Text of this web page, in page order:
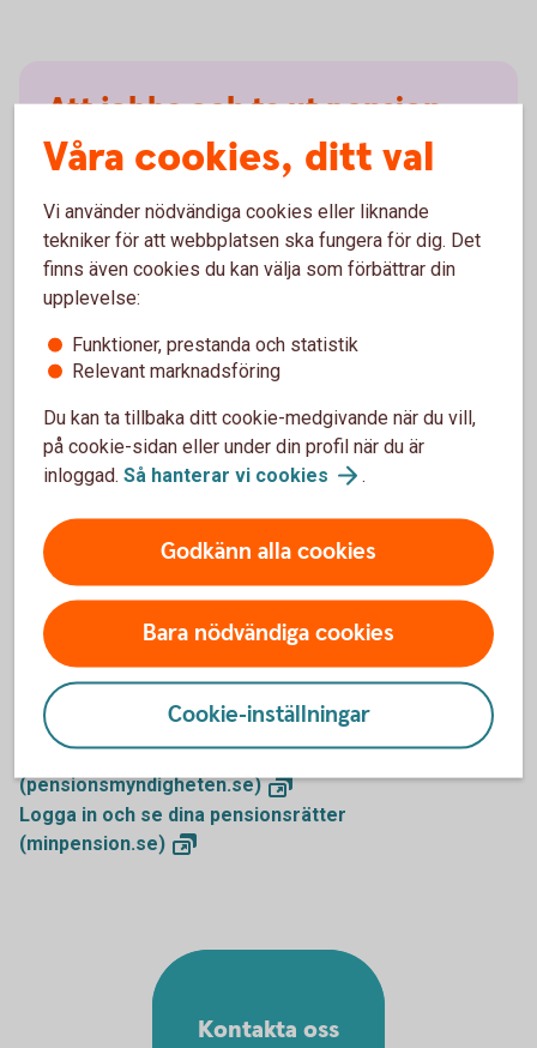
Att jobba och ta ut pension
samtidigt
Så länge du arbetar, heltid eller deltid, sätter din
arbetsgivare av pengar till både inkomstpension och
premiepension. Enligt lag har du rätt att jobba kvar till
69 års ålder. Du kan arbeta och samtidigt ta ut din
pension och uttagsregler för olika delar av
pensionen.
Ta ut din pension -uttagsregler
Mer information
Inkomstpension - mer information
(pensionsmyndigheten.se)
Inkomstpensionstillägg(pensionsmyndigheten.se)
Ansök om allmän pension
(pensionsmyndigheten.se)
Logga in och se dina pensionsrätter
(minpension.se)
Kontakta oss
Våra cookies, ditt val
Vi använder nödvändiga cookies eller liknande
tekniker för att webbplatsen ska fungera för dig. Det
finns även cookies du kan välja som förbättrar din
upplevelse:
Funktioner, prestanda och statistik
Relevant marknadsföring
Du kan ta tillbaka ditt cookie-medgivande när du vill,
på cookie-sidan eller under din profil när du är
inloggad. Så hanterar vi cookies .
Godkänn alla cookies
Bara nödvändiga cookies
Cookie-inställningar